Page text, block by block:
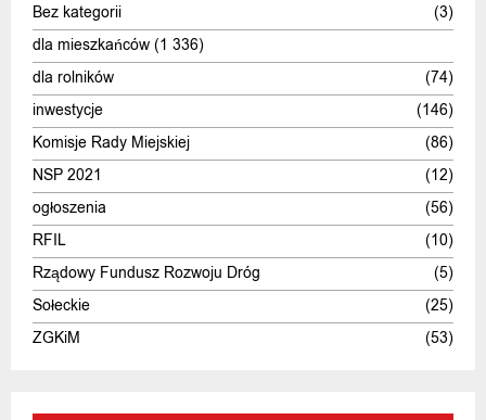
Bez kategorii
(3)
dla mieszkańców (1 336)
dla rolników
(74)
inwestycje
(146)
Komisje Rady Miejskiej
(86)
NSP 2021
(12)
ogłoszenia
(56)
RFIL
(10)
Rządowy Fundusz Rozwoju Dróg
(5)
Sołeckie
(25)
ZGKiM
(53)